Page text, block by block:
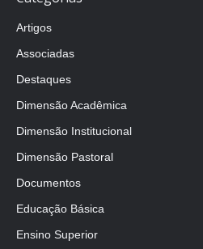
Artigos
Associadas
Destaques
Dimensão Acadêmica
Dimensão Institucional
Dimensão Pastoral
Documentos
Educação Básica
Ensino Superior